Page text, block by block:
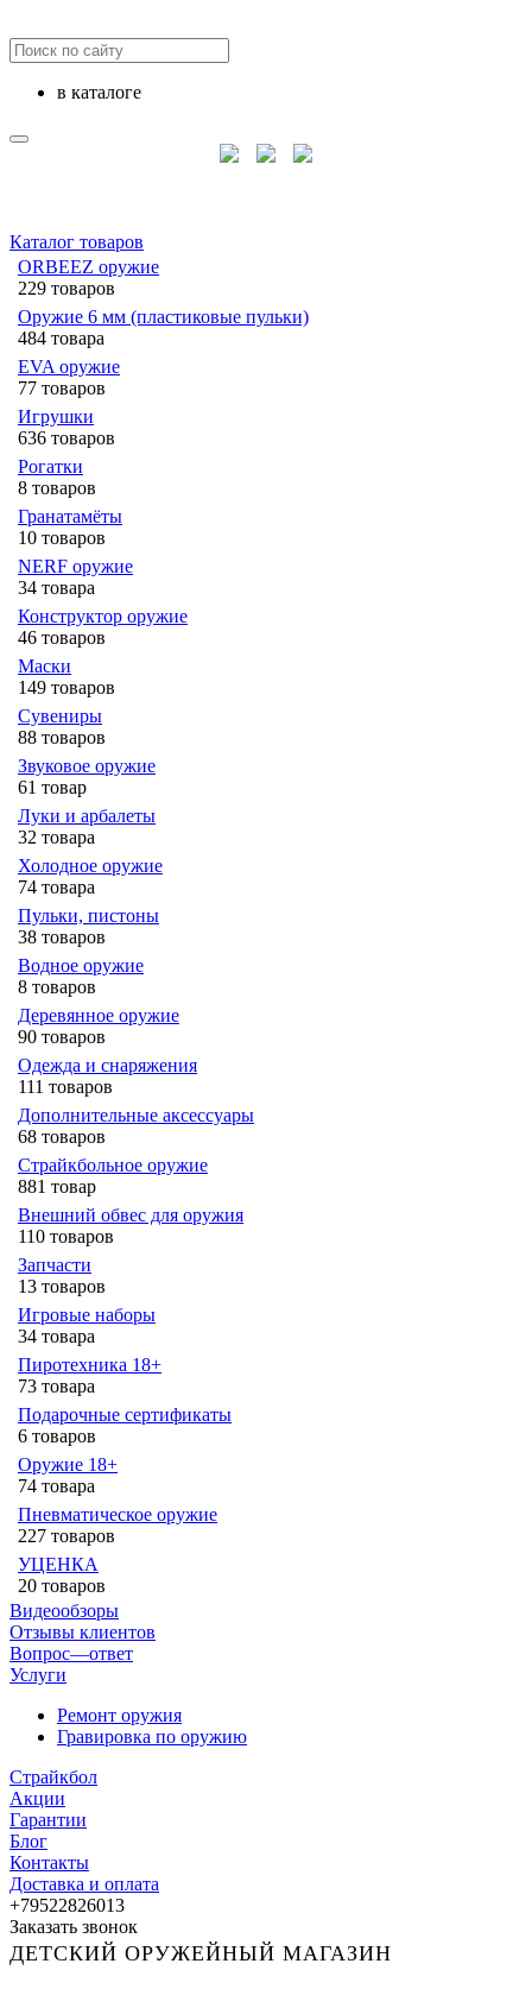
в каталоге
Каталог товаров
ORBEEZ оружие
229 товаров
Оружие 6 мм (пластиковые пульки)
484 товара
EVA оружие
77 товаров
Игрушки
636 товаров
Рогатки
8 товаров
Гранатамёты
10 товаров
NERF оружие
34 товара
Конструктор оружие
46 товаров
Маски
149 товаров
Сувениры
88 товаров
Звуковое оружие
61 товар
Луки и арбалеты
32 товара
Холодное оружие
74 товара
Пульки, пистоны
38 товаров
Водное оружие
8 товаров
Деревянное оружие
90 товаров
Одежда и снаряжения
111 товаров
Дополнительные аксессуары
68 товаров
Страйкбольное оружие
881 товар
Внешний обвес для оружия
110 товаров
Запчасти
13 товаров
Игровые наборы
34 товара
Пиротехника 18+
73 товара
Подарочные сертификаты
6 товаров
Оружие 18+
74 товара
Пневматическое оружие
227 товаров
УЦЕНКА
20 товаров
Видеообзоры
Отзывы клиентов
Вопрос—ответ
Услуги
Ремонт оружия
Гравировка по оружию
Страйкбол
Акции
Гарантии
Блог
Контакты
Доставка и оплата
+79522826013
Заказать звонок
ДЕТСКИЙ ОРУЖЕЙНЫЙ МАГАЗИН